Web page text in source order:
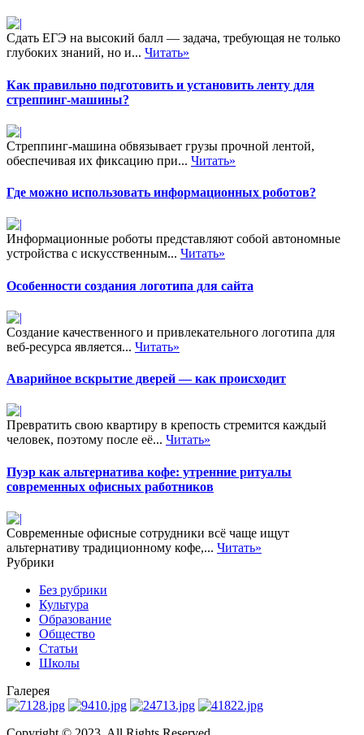
Сдать ЕГЭ на высокий балл — задача, требующая не только
глубоких знаний, но и... Читать»
Как правильно подготовить и установить ленту для
стреппинг-машины?
Стреппинг-машина обвязывает грузы прочной лентой,
обеспечивая их фиксацию при... Читать»
Где можно использовать информационных роботов?
Информационные роботы представляют собой автономные
устройства с искусственным... Читать»
Особенности создания логотипа для сайта
Создание качественного и привлекательного логотипа для
веб-ресурса является... Читать»
Аварийное вскрытие дверей — как происходит
Превратить свою квартиру в крепость стремится каждый
человек, поэтому после её... Читать»
Пуэр как альтернатива кофе: утренние ритуалы
современных офисных работников
Современные офисные сотрудники всё чаще ищут
альтернативу традиционному кофе,... Читать»
Рубрики
Без рубрики
Культура
Образование
Общество
Статьи
Школы
Галерея